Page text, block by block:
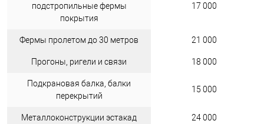
подстропильные фермы
покрытия
17 000
Фермы пролетом до 30 метров 21 000
Прогоны, ригели и связи 18 000
Подкрановая балка, балки
перекрытий
15 000
Металлоконструкции эстакад 24 000